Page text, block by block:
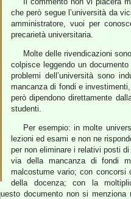
che però segue l’università da
amministratore, vuoi per
precarietà universitaria.
Molte delle rivendicazioni
colpisce leggendo un
problemi dell’università sono
mancanza di fondi e
però dipendono direttamente
studenti.
Per esempio: in molte
lezioni ed esami e non ne
per non eliminare i relativi posti
via della mancanza di fondi
malcostume vario; con concorsi
della docenza; con la
documento non si